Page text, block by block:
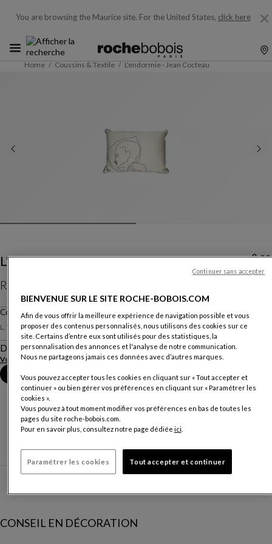
You are browsing the Maurice site. For the United States, click here
Home Coussins & Textile L'endormie - Jean Cocteau
L'endormie - Jean Cocteau
Rs 18 730
Prix TVA inclus, livraison et installation valables uniquement à l’Ile Maurice (hors
Rodrigues)
Coussin
L. 70 X H. 50 X P. 70 Cm
Description
Voir plus
Prendre rendez-vous en magasin
CONSEIL EN DÉCORATION
BIENVENUE SUR LE SITE ROCHE-BOBOIS.COM
Afin de vous offrir la meilleure expérience de navigation possible et vous
proposer des contenus personnalisés, nous utilisons des cookies sur ce
site. Certains d’entre eux sont utilisés pour des statistiques, la
personnalisation des annonces et l'analyse de notre communication.
Nous ne partageons jamais ces données avec d’autres marques.
Vous pouvez accepter tous les cookies en cliquant sur « Tout accepter et
continuer » ou bien gérer vos préférences en cliquant sur « Paramétrer les
cookies ».
Vous pouvez à tout moment modifier vos préférences en bas de toutes les
pages du site roche-bobois.com.
Pour en savoir plus, consultez notre page dédiée ici
Paramétrer les cookies Tout accepter et continuer
Continuer sans accepter